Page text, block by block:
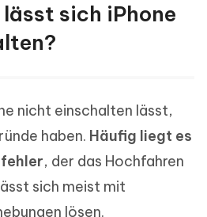
lässt sich iPhone
nicht einschalten lässt,
haben. Häufig liegt es
, der das Hochfahren
sich meist mit
lösen.